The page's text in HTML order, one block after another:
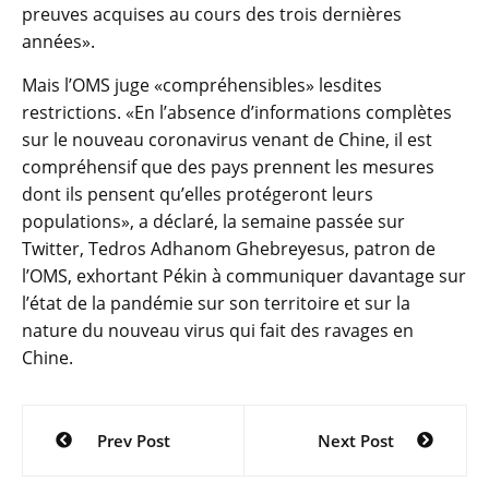
preuves acquises au cours des trois dernières
années».
Mais l’OMS juge «compréhensibles» lesdites
restrictions. «En l’absence d’informations complètes
sur le nouveau coronavirus venant de Chine, il est
compréhensif que des pays prennent les mesures
dont ils pensent qu’elles protégeront leurs
populations», a déclaré, la semaine passée sur
Twitter, Tedros Adhanom Ghebreyesus, patron de
l’OMS, exhortant Pékin à communiquer davantage sur
l’état de la pandémie sur son territoire et sur la
nature du nouveau virus qui fait des ravages en
Chine.
Navigation
Prev Post Next Post